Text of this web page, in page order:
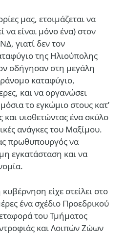
μας, ετοιμάζεται να
να είναι μόνο ένα) στον
γιατί δεν τον
της Ηλιούπολης
οδήγησαν στη μεγάλη
καταφύγιο,
και να οργανώσει
το εγκώμιο στους κατ’
υιοθετώντας ένα σκύλο
ανάγκες του Μαξίμου.
πρωθυπουργός να
εγκατάσταση και να
είχε στείλει στο
ένα σχέδιο Προεδρικού
του Τμήματος
και Λοιπών Ζώων